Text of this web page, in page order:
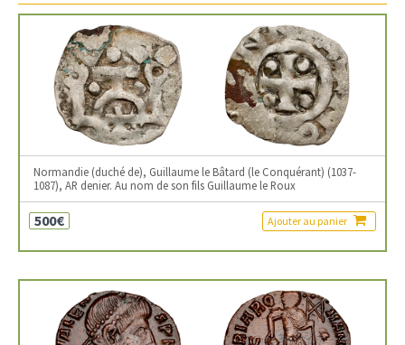
Normandie (duché de), Guillaume le Bâtard (le Conquérant) (1037-
1087), AR denier. Au nom de son fils Guillaume le Roux
500€ Ajouter au panier